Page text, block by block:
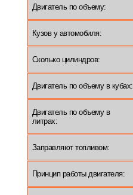
Двигатель по объему:
Кузов у автомобиля:
Сколько цилиндров:
Двигатель по объему в кубах:
Двигатель по объему в
литрах:
Заправляют топливом:
Принцип работы двигателя: